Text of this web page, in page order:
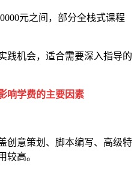
元之间，部分全栈式课程
践机会，适合需要深入指导的
响学费的主要因素
创意策划、脚本编写、高级特
较高。